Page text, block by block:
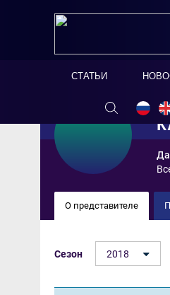
СТАТЬИ
О представителе
Сезон 2018